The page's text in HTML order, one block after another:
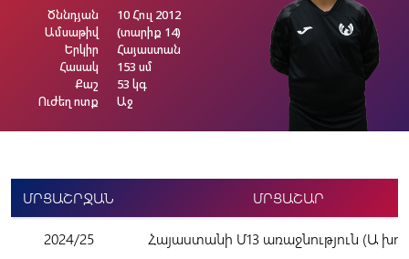
Ծննդյան
Ամսաթիվ
Երկիր
Հասակ
Քաշ
Ուժեղ ոտք
10 Հուլ 2012
(տարիք 14)
Հայաստան
153 սմ
53 կգ
Աջ
ՄՐՑԱՇՐՋԱՆ ՄՐՑԱՇԱՐ
2024/25 Հայաստանի Մ13 առաջնություն (Ա